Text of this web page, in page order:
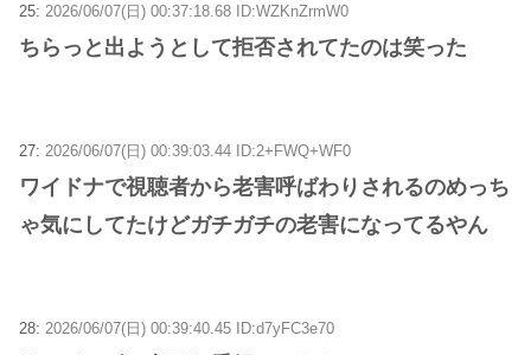
25: 2026/06/07(日) 00:37:18.68 ID:WZKnZrmW0
ちらっと出ようとして拒否されてたのは笑った
27: 2026/06/07(日) 00:39:03.44 ID:2+FWQ+WF0
ワイドナで視聴者から老害呼ばわりされるのめっち
ゃ気にしてたけどガチガチの老害になってるやん
28: 2026/06/07(日) 00:39:40.45 ID:d7yFC3e70